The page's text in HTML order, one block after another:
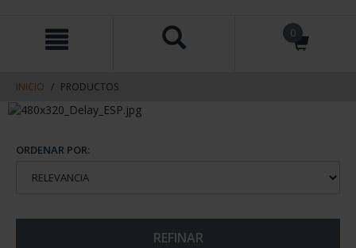
contenido
navegacin
0
INICIO PRODUCTOS
ORDENAR POR:
REFINAR